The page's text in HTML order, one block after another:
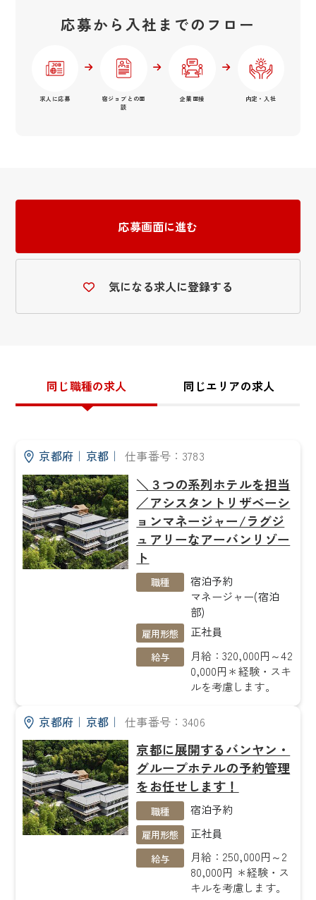
応募から入社までのフロー
求人に応募
宿ジョブとの面
談
企業面接 内定・入社
応募画面に進む
気になる求人に登録する
同じ職種の求人 同じエリアの求人
京都府｜ 京都 ｜ 仕事番号：3783
＼３つの系列ホテルを担当
／アシスタントリザベーシ
ョンマネージャー/ラグジ
ュアリーなアーバンリゾー
ト
職種
宿泊予約
マネージャー(宿泊
部)
雇用形態 正社員
給与
月給：320,000円～42
0,000円＊経験・スキ
ルを考慮します。
京都府｜ 京都 ｜ 仕事番号：3406
京都に展開するバンヤン・
グループホテルの予約管理
をお任せします！
職種 宿泊予約
雇用形態 正社員
給与
月給：250,000円～2
80,000円 ＊経験・ス
キルを考慮します。